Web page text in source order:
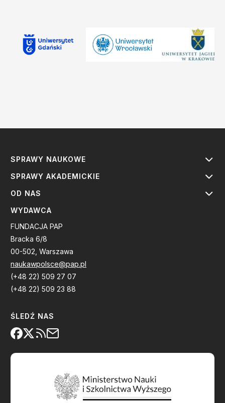
SPRAWY NAUKOWE
SPRAWY AKADEMICKIE
OD NAS
WYDAWCA
FUNDACJA PAP
Bracka 6/8
00-502, Warszawa
naukawpolsce@pap.pl
(+48 22) 509 27 07
(+48 22) 509 23 88
ŚLEDŹ NAS